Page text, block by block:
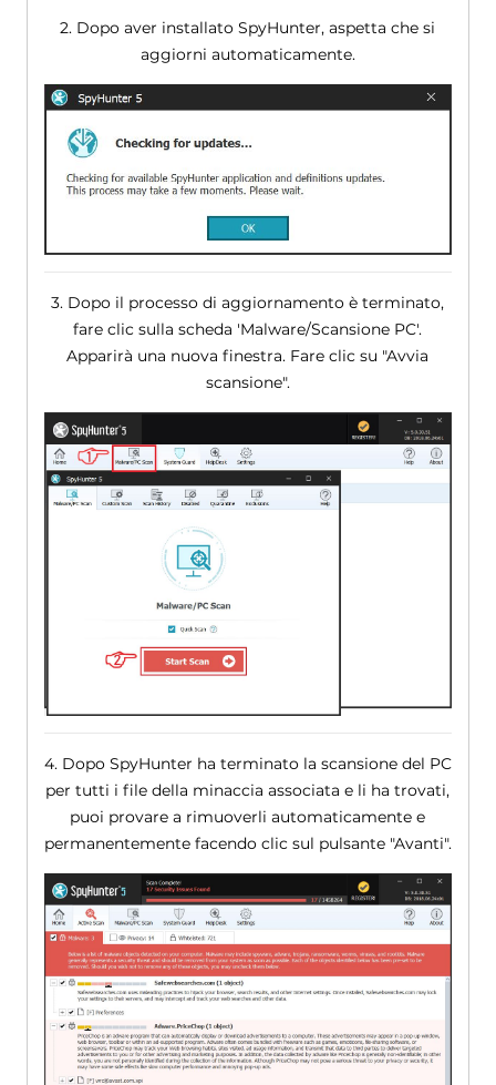
2. Dopo aver installato SpyHunter, aspetta che si
aggiorni automaticamente.
3. Dopo il processo di aggiornamento è terminato,
fare clic sulla scheda 'Malware/Scansione PC'.
Apparirà una nuova finestra. Fare clic su "Avvia
scansione".
4. Dopo SpyHunter ha terminato la scansione del PC
per tutti i file della minaccia associata e li ha trovati,
puoi provare a rimuoverli automaticamente e
permanentemente facendo clic sul pulsante "Avanti".